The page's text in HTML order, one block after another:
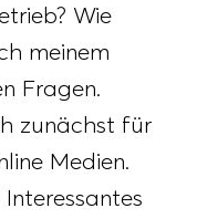
Wie
meinem
Fragen.
zunächst für
Medien.